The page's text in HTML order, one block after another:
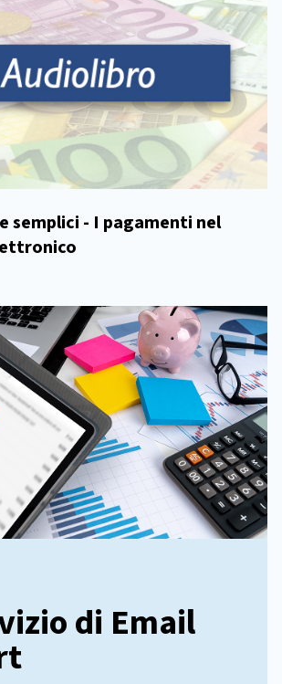
semplici - I pagamenti nel
di Email